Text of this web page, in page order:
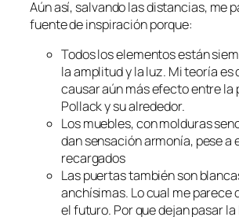
Aún así, salvando las distancias, me
fuente de inspiración porque:
Todos los elementos están
la amplitud y la luz. Mi teoría es
causar aún más efecto entre la
Pollack y su alrededor.
Los muebles, con molduras
dan sensación armonía, pese a
recargados
Las puertas también son
anchísimas. Lo cual me parece
el futuro. Por que dejan pasar